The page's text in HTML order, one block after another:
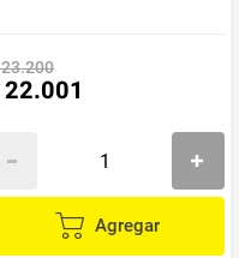
23.200
22.001
Agregar